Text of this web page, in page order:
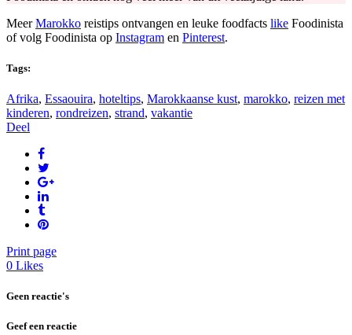
MeerMarokko reistips ontvangen en leuke foodfacts like Foodinista
of volg Foodinista op Instagram en Pinterest.
Tags:
Afrika, Essaouira, hoteltips, Marokkaanse kust, marokko, reizen met
kinderen, rondreizen, strand, vakantie
Deel
Print page
0 Likes
Geen reactie's
Geef een reactie